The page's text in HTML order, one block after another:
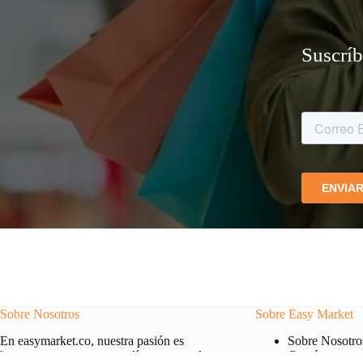
Sobre Nosotros
En easymarket.co, nuestra pasión es
hacer que tus compras en línea sean
más
Sobre Easy Market
Sobre
Contáctenos